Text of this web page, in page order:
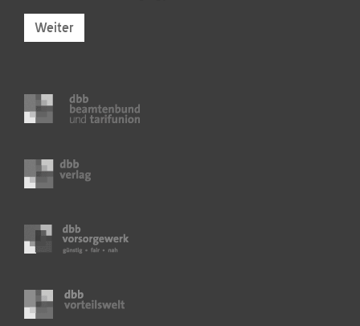
Weiter